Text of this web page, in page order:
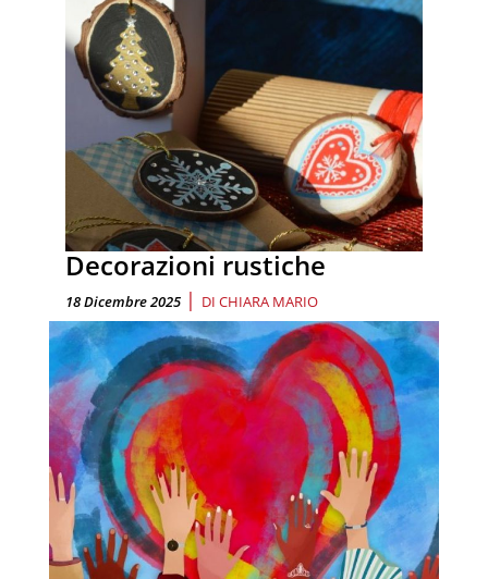
Decorazioni rustiche
18 Dicembre 2025 | DI CHIARA MARIO